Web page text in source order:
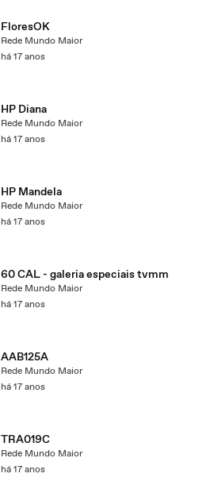
FloresOK
Rede Mundo Maior
há 17 anos
HP Diana
Rede Mundo Maior
há 17 anos
HP Mandela
Rede Mundo Maior
há 17 anos
60 CAL - galeria especiais tvmm
Rede Mundo Maior
há 17 anos
AAB125A
Rede Mundo Maior
há 17 anos
TRA019C
Rede Mundo Maior
há 17 anos